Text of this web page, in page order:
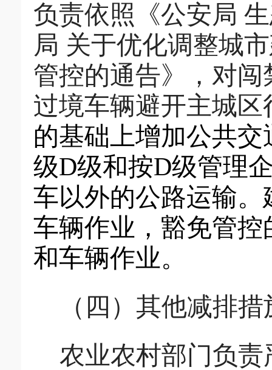
负责依照
《公安局
局 关于优化调整城
管控的通告》
，对
过境车辆避开主城区
的基础上增加公共
级D级和按D级管理
车以外的公路运输
车辆作业 ， 豁免管控
和车辆作业。
（四）其他减排措
农业农村部门负